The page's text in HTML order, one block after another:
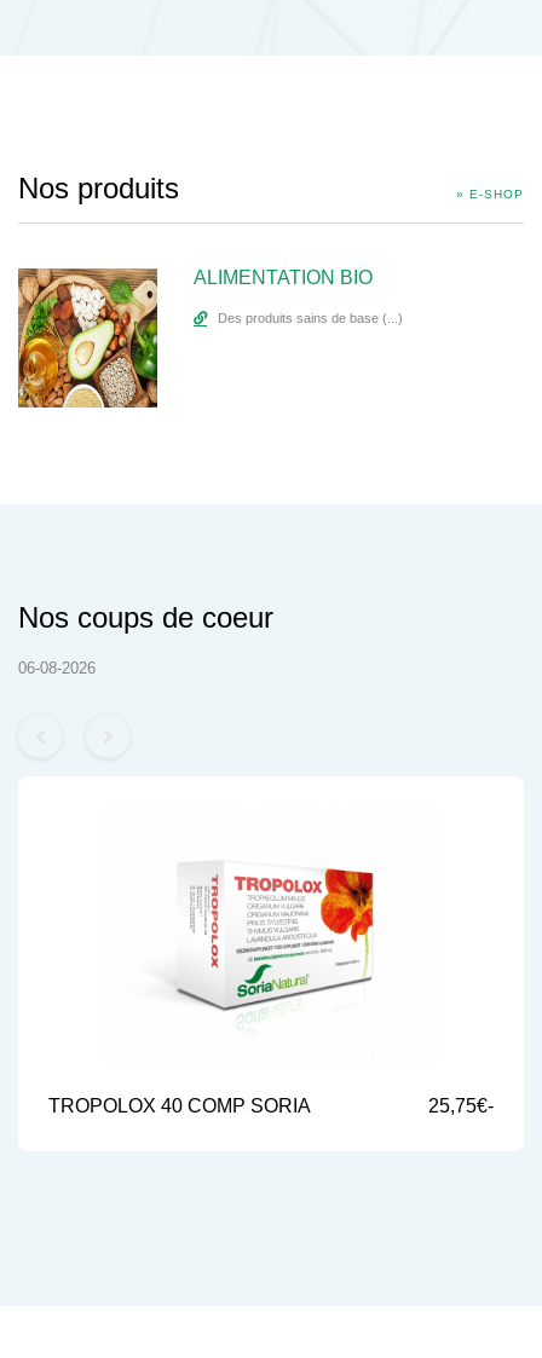
Nos produits » E-SHOP
ALIMENTATION BIO
Des produits sains de base (...)
Nos coups de coeur
06-08-2026
TROPOLOX 40 COMP SORIA 25,75€-